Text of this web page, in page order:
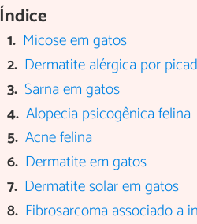
Índice
Micose em gatos
Dermatite alérgica por
Sarna em gatos
Alopecia psicogênica felina
Acne felina
Dermatite em gatos
Dermatite solar em gatos
Fibrosarcoma associado a